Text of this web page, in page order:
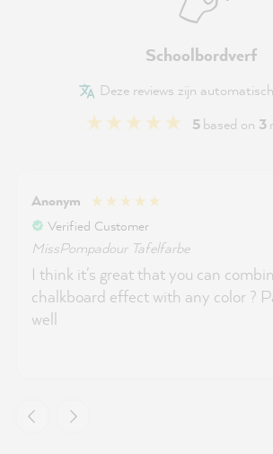
Schoolbordverf
Deze reviews zijn
5based on 3
Anonym
Verified Customer
MissPompadour Tafelfarbe
I think it's great that you can
chalkboard effect with any color ?
well